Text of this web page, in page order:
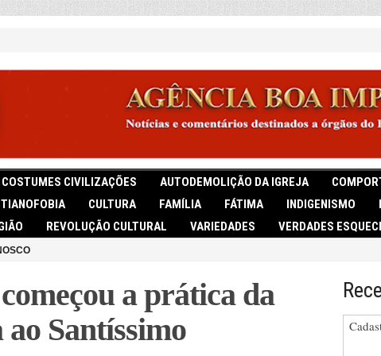
CIVILIZAÇÕES AUTODEMOLIÇÃO DA IGREJA
CULTURA FAMÍLIA FÁTIMA INDIGENISMO
REVOLUÇÃO CULTURAL VARIEDADES VERDADES
a prática da
Santíssimo